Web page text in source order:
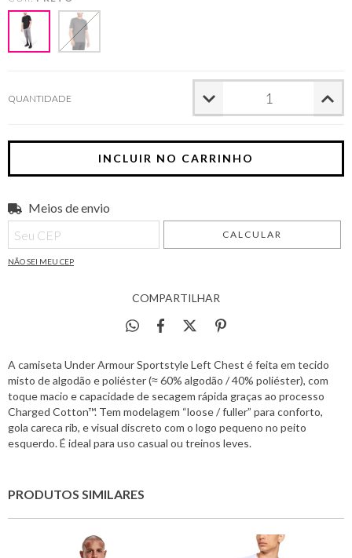
QUANTIDADE
Entregas para o CEP:
Meios de envio
CALCULAR
NÃO SEI MEU CEP
COMPARTILHAR
A camiseta Under Armour Sportstyle Left Chest é feita em tecido
misto de algodão e poliéster (≈ 60% algodão / 40% poliéster), com
toque macio e capacidade de secagem rápida graças ao processo
Charged Cotton™. Tem modelagem “loose / fuller” para conforto,
gola careca rib, e visual discreto com o logo pequeno no peito
esquerdo. É ideal para uso casual ou treinos leves.
PRODUTOS SIMILARES